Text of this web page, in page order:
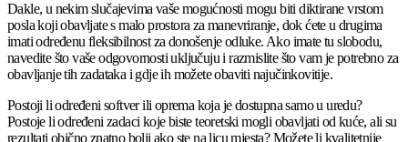
Dakle, u nekim slučajevima vaše mogućnosti mogu biti diktirane vrstom
posla koji obavljate s malo prostora za manevriranje, dok ćete u drugima
imati određenu fleksibilnost za donošenje odluke. Ako imate tu slobodu,
navedite što vaše odgovornosti uključuju i razmislite što vam je potrebno za
obavljanje tih zadataka i gdje ih možete obaviti najučinkovitije.
Postoji li određeni softver ili oprema koja je dostupna samo u uredu?
Postoje li određeni zadaci koje biste teoretski mogli obavljati od kuće, ali su
rezultati obično znatno bolji ako ste na licu mjesta? Možete li kvalitetnije